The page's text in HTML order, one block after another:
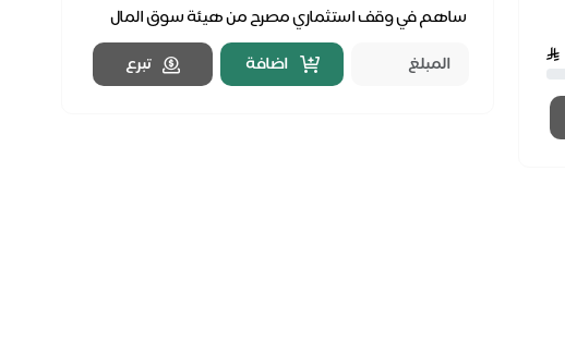
ساهم في وقف استثماري مصرح من هيئة سوق المال
وهيئة الأوقاف.. مليون مستفيد أنقذتم حياتهم
بالإحسان.. تب...
اضافة تبرع